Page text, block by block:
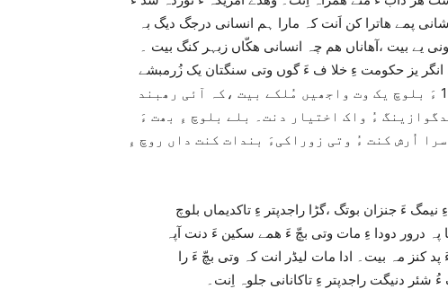
پمے ھاترا کن اَنت کہ مارا ہم انسانی درجگ دیگ بہ
یے بیت ،آھاناں ھم چہ انسانی ھکّاں زبہر کنگ بیت ۔
یز حکومت ءِ خلا ف ءَ گوں وتی سنگتان یک زُرمبشے
چست کنت ۔چرائیءَ رند مزنین مدتے ءَ پد 11اگست 1947 ءَ بلوچ یک وت واجھیں مُلکے بیت ،کہ آئی رھبند
ءُ واک اختیار دنت۔ بلے بلوچ ءِ بھت ءَ
اُرش کنت ءُ وتی زوراکیءَ بندات کنت داں روچ ءِ
ءَ جنزان بوتگ ،گڑا راجدپتر ءِ تاکدیماں بلوچ
پہ درور دودا ءِ مات وتی بچّ ءَ ھمے سکین ءَ دنت آپہ
پد کنز مہ بیت۔ ادا مات لیڈر انت کہ وتی بچّ ءَ را
دنیگت راجدپتر ءِ تاکانانی جلوہ اِنت۔